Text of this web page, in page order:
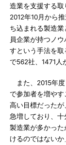
造業を支援する
2012年10月から
ち込まれる製造
員企業が持つノ
すという手法を
で562社、1471人
また、2015年度
で参加者を増や
高い目標だった
急増しており、
製造業が多かっ
けるのではない